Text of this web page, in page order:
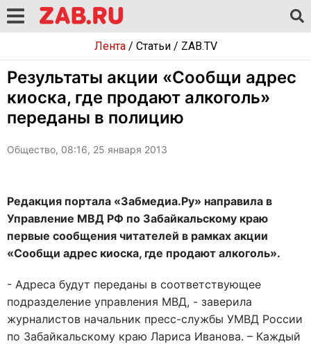
Лента/ Статьи/ ZAB.TV
Результаты акции «Сообщи адрес
киоска, где продают алкоголь»
переданы в полицию
Общество, 08:16, 25 января 2013
Редакция портала «Забмедиа.Ру» направила в
Управление МВД РФ по Забайкальскому краю
первые сообщения читателей в рамках акции
«Сообщи адрес киоска, где продают алкоголь».
- Адреса будут переданы в соответствующее
подразделение управления МВД, - заверила
журналистов начальник пресс-службы УМВД России
по Забайкальскому краю Лариса Иванова. – Каждый